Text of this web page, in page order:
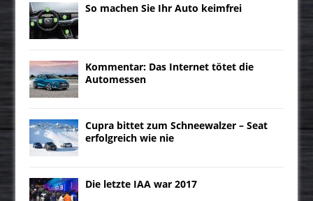
So machen Sie Ihr Auto keimfrei
Kommentar: Das Internet tötet die
Automessen
Cupra bittet zum Schneewalzer – Seat
erfolgreich wie nie
Die letzte IAA war 2017